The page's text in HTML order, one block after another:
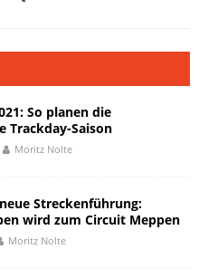
So planen die
Trackday-Saison
Moritz Nolte
Streckenführung:
wird zum Circuit Meppen
Moritz Nolte